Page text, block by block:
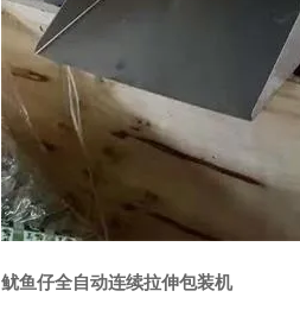
鱿鱼仔全自动连续拉伸包装机